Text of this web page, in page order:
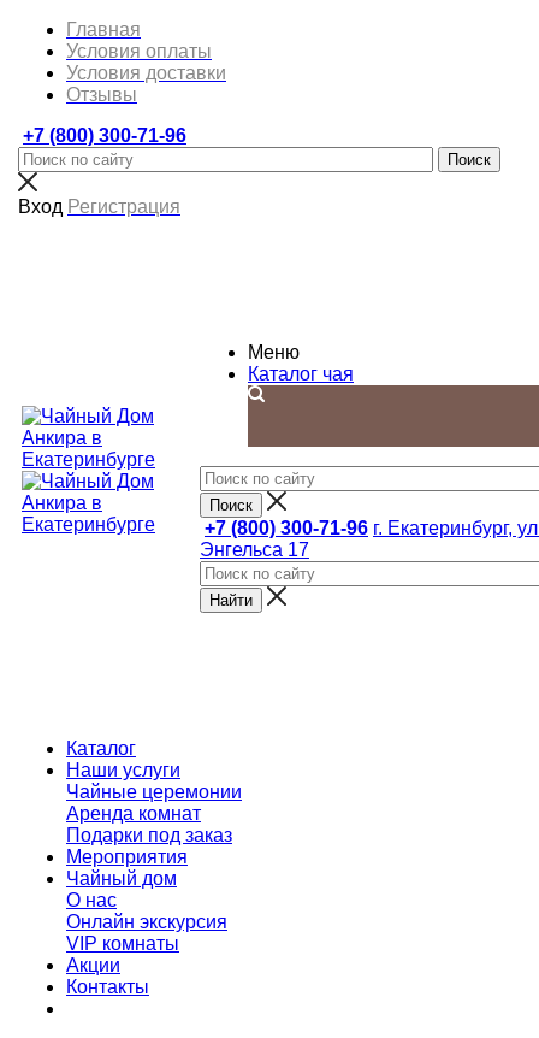
Главная
Условия оплаты
Условия доставки
Отзывы
+7 (800) 300-71-96
Вход Регистрация
Меню
Каталог чая
+7 (800) 300-71-96 г. Екатеринбург,
Энгельса 17
Каталог
Наши услуги
Чайные церемонии
Аренда комнат
Подарки под заказ
Мероприятия
Чайный дом
О нас
Онлайн экскурсия
VIP комнаты
Акции
Контакты